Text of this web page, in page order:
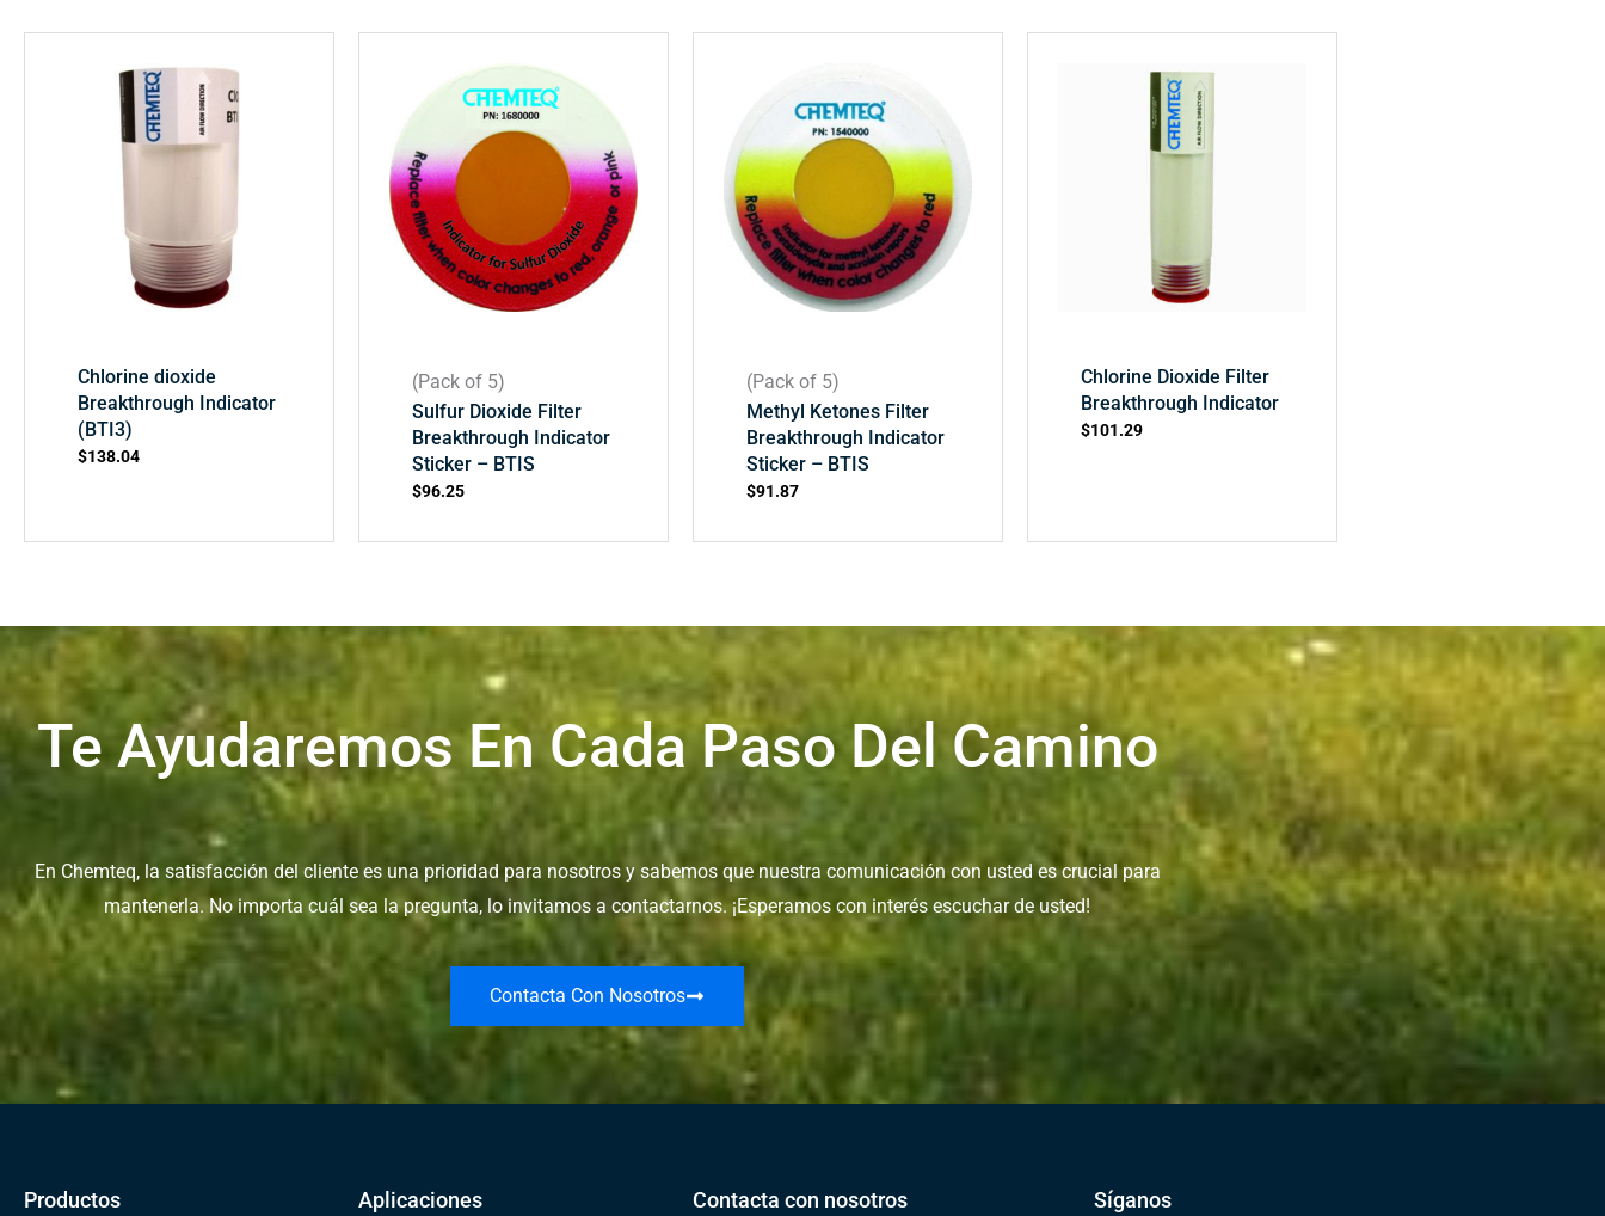
Chlorine dioxide
Breakthrough Indicator
(BTI3)
$138.04
(Pack of 5)
Sulfur Dioxide Filter
Breakthrough Indicator
Sticker – BTIS
$96.25
(Pack of 5)
Methyl Ketones Filter
Breakthrough Indicator
Sticker – BTIS
$91.87
Chlorine Dioxide Filter
Breakthrough Indicator
$101.29
Te Ayudaremos En Cada Paso Del Camino
En Chemteq, la satisfacción del cliente es una prioridad para nosotros y sabemos que nuestra comunicación con usted es crucial para
mantenerla. No importa cuál sea la pregunta, lo invitamos a contactarnos. ¡Esperamos con interés escuchar de usted!
Contacta Con Nosotros
Productos Aplicaciones Contacta con nosotros Síganos